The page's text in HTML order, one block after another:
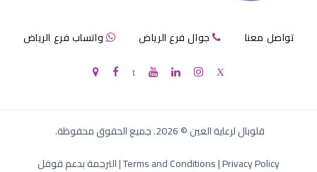
تواصل معنا جوال فرع الرياض واتساب فرع الرياض
قلوبال لرعاية العين©
2026. جميع الحقوق محفوظة.
Terms and Conditions|Privacy Policy
|الترجمة بدعم قوقل